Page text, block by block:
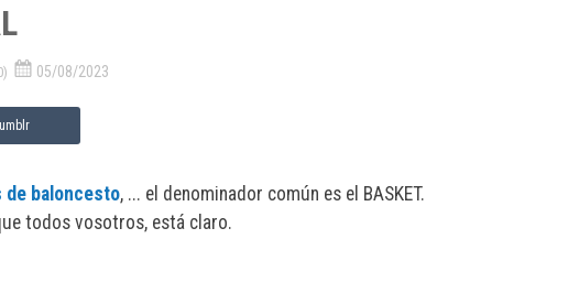
05/08/2023
de baloncesto, ... el denominador común es el BASKET.
todos vosotros, está claro.